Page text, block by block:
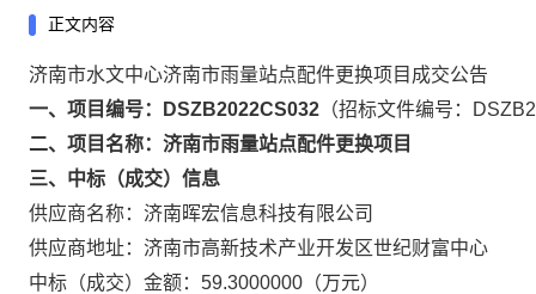
正文内容
济南市水文中心济南市雨量站点配件更换项目成交公告
一、项目编号：DSZB2022CS032 （招标文件编号：
二、项目名称：济南市雨量站点配件更换项目
三、中标（成交）信息
供应商名称：济南晖宏信息科技有限公司
供应商地址：济南市高新技术产业开发区世纪财富中心
中标（成交）金额：59.3000000（万元）